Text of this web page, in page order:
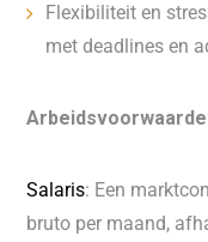
Flexibiliteit en
met deadlines en
Salaris: Een
bruto per maand,